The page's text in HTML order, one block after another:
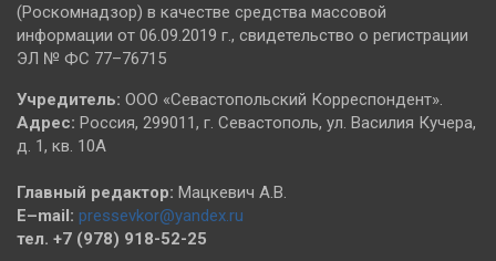
(Роскомнадзор) в качестве средства массовой
информации от 06.09.2019 г., свидетельство о регистрации
ЭЛ № ФС 77–76715
Учредитель: ООО «Севастопольский Корреспондент».
Адрес: Россия, 299011, г. Севастополь, ул. Василия Кучера,
д. 1, кв. 10А
Главный редактор: Мацкевич А.В.
E–mail: pressevkor@yandex.ru
тел. +7 (978) 918-52-25